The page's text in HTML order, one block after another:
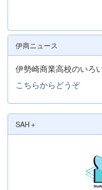
伊商ニュース
伊勢崎商業高校のいろ
こちらからどうぞ
SAH＋